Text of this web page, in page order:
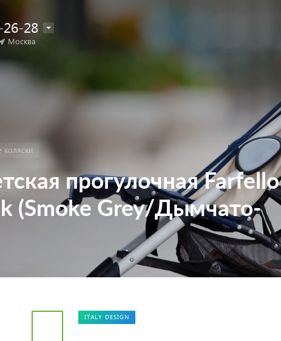
28
Москва
коляски
прогулочная Farfello
(Smoke Grey/Дымчато-
ITALY DESIGN